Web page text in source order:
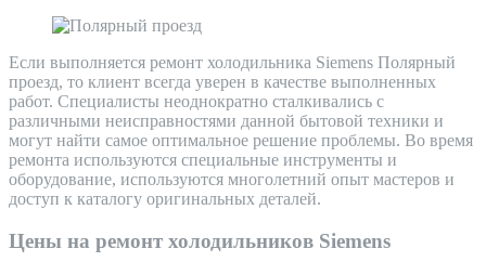
Если выполняется ремонт холодильника Siemens Полярный
проезд, то клиент всегда уверен в качестве выполненных
работ. Специалисты неоднократно сталкивались с
различными неисправностями данной бытовой техники и
могут найти самое оптимальное решение проблемы. Во время
ремонта используются специальные инструменты и
оборудование, используются многолетний опыт мастеров и
доступ к каталогу оригинальных деталей.
Цены на ремонт холодильников Siemens